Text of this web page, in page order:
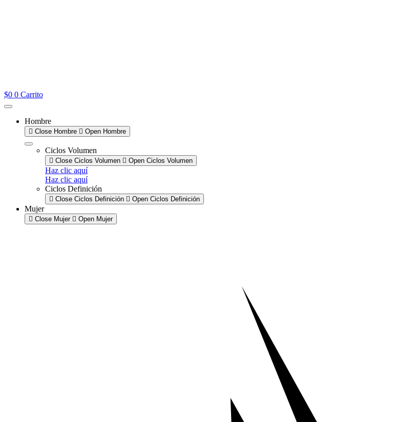
$0 0 Carrito
Hombre
Close Hombre Open Hombre
Ciclos Volumen
Close Ciclos Volumen Open Ciclos Volumen
Haz clic aquí
Haz clic aquí
Ciclos Definición
Close Ciclos Definición Open Ciclos Definición
Mujer
Close Mujer Open Mujer